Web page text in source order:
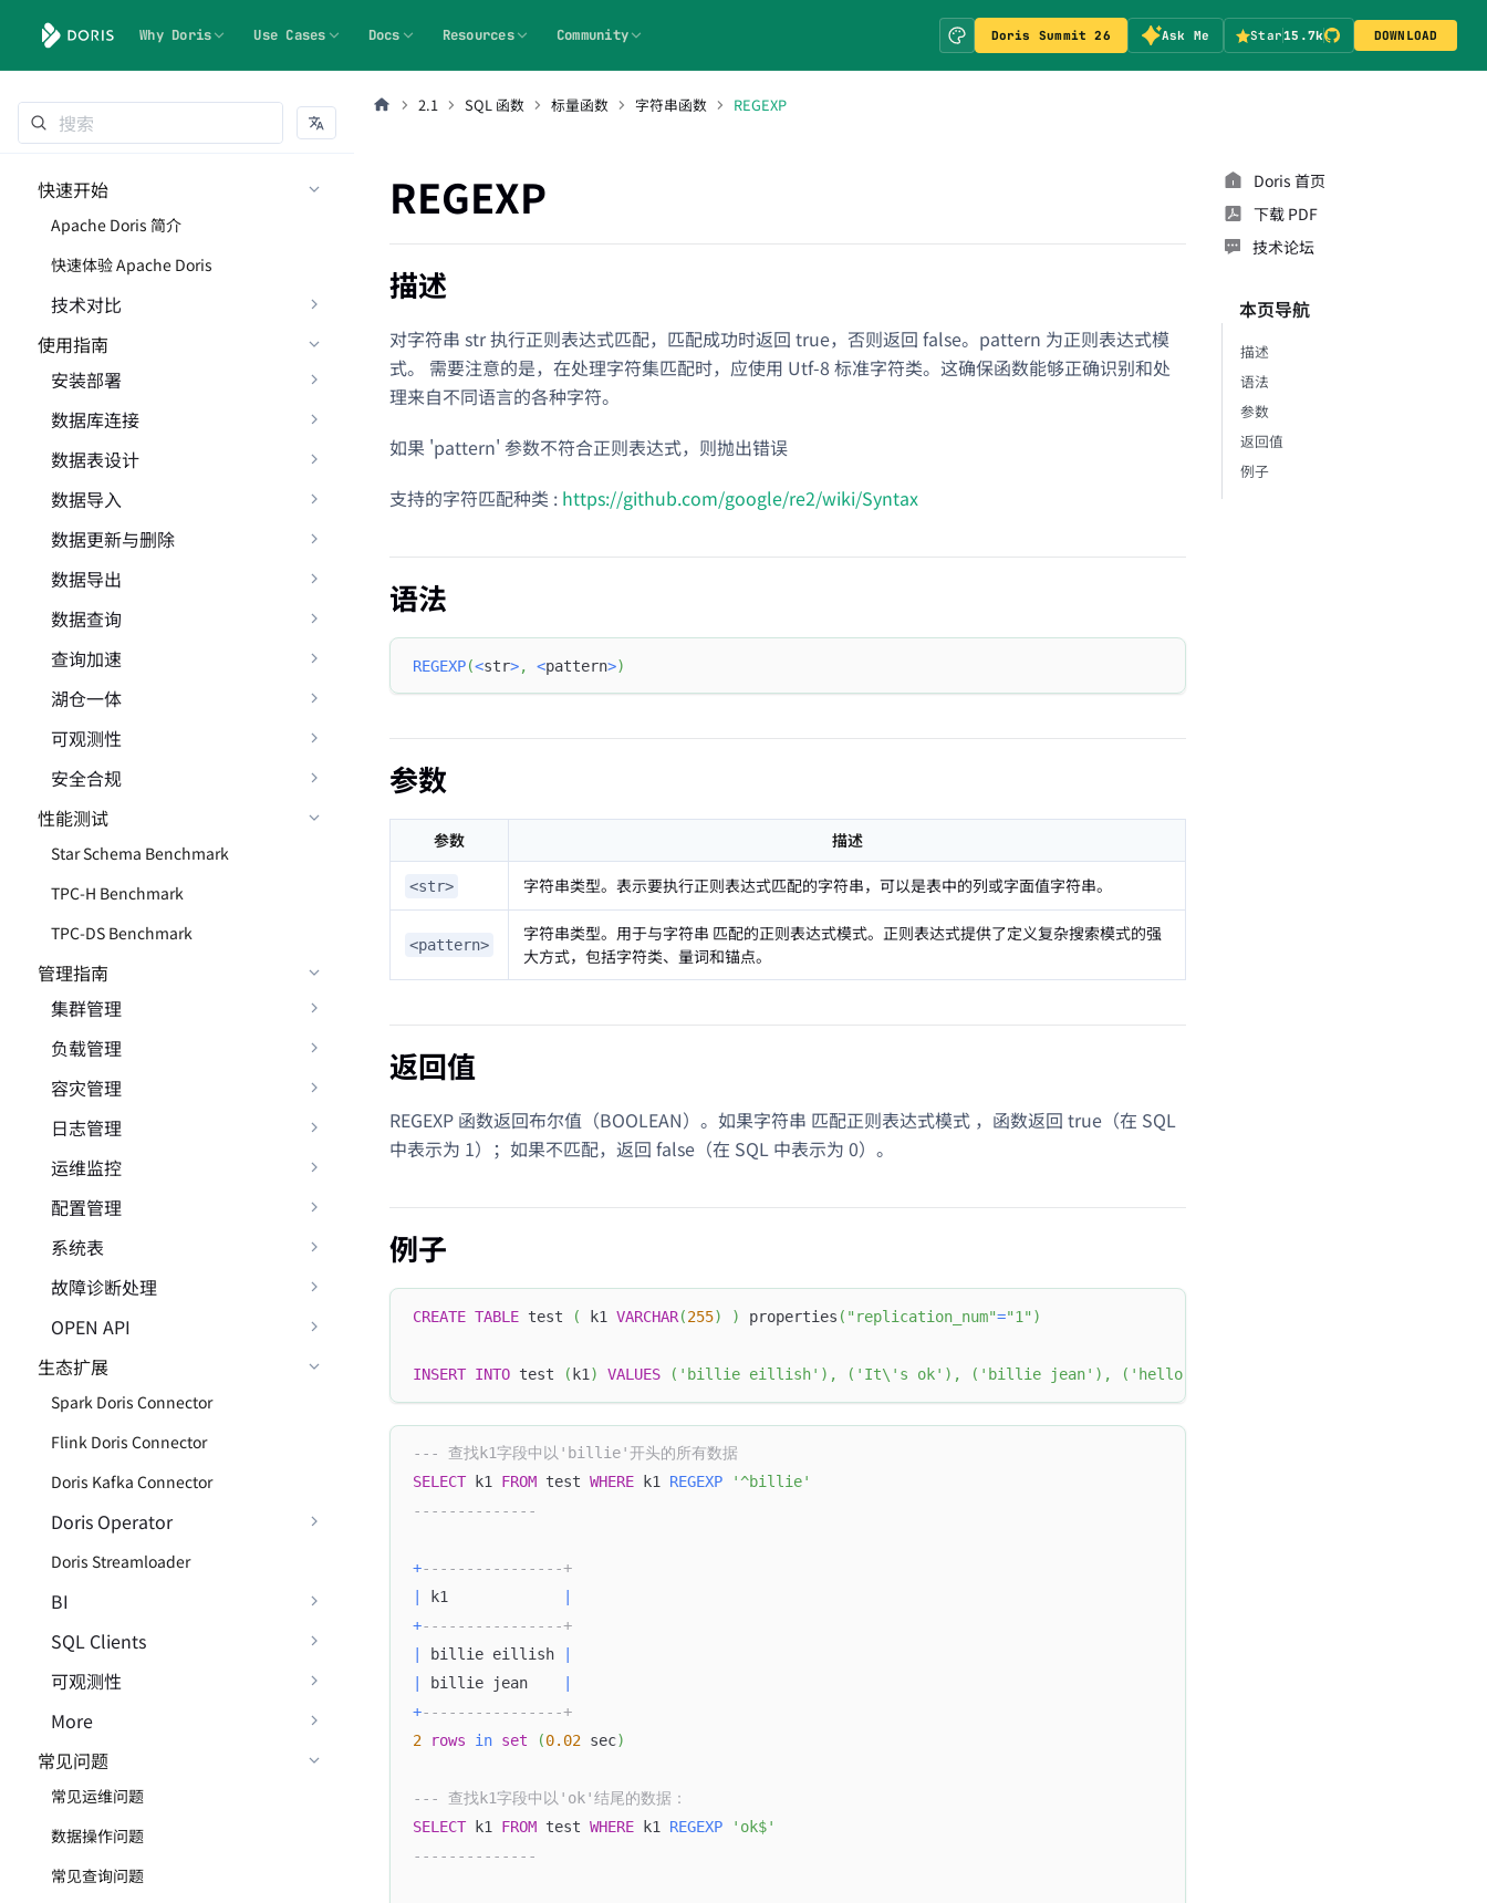
Why Doris Use Cases Docs Resources Community Doris Summit 26 Ask Me Star15.7k DOWNLOAD
快速开始
Apache Doris 简介
快速体验 Apache Doris
技术对比
使用指南
安装部署
数据库连接
数据表设计
数据导入
数据更新与删除
数据导出
数据查询
查询加速
湖仓一体
可观测性
安全合规
性能测试
Star Schema Benchmark
TPC-H Benchmark
TPC-DS Benchmark
管理指南
集群管理
负载管理
容灾管理
日志管理
运维监控
配置管理
系统表
故障诊断处理
OPEN API
生态扩展
Spark Doris Connector
Flink Doris Connector
Doris Kafka Connector
Doris Operator
Doris Streamloader
BI
SQL Clients
可观测性
More
常见问题
常见运维问题
数据操作问题
常见查询问题
2.1 SQL 函数 标量函数 字符串函数 REGEXP
REGEXP
描述
对字符串 str 执行正则表达式匹配，匹配成功时返回 true，否则返回 false。pattern 为正则表达式模
式。 需要注意的是，在处理字符集匹配时，应使用 Utf-8 标准字符类。这确保函数能够正确识别和处
理来自不同语言的各种字符。
如果 'pattern' 参数不符合正则表达式，则抛出错误
支持的字符匹配种类 : https://github.com/google/re2/wiki/Syntax
语法
REGEXP(<str>, <pattern>)
参数
参数 描述
<str> 字符串类型。表示要执行正则表达式匹配的字符串，可以是表中的列或字面值字符串。
<pattern>
字符串类型。用于与字符串 匹配的正则表达式模式。正则表达式提供了定义复杂搜索模式的强
大方式，包括字符类、量词和锚点。
返回值
REGEXP 函数返回布尔值（BOOLEAN）。如果字符串 匹配正则表达式模式 ，函数返回 true（在 SQL
中表示为 1）；如果不匹配，返回 false（在 SQL 中表示为 0）。
例子
CREATE TABLE test ( k1 VARCHAR(255) ) properties ( "replication_num"="1" )
INSERT INTO test ( k1 ) VALUES ( 'billie eillish' ) , ( 'It\'s ok' ) , ( 'billie jean' ) , ( 'hello world'
--- 查找k1字段中以'billie'开头的所有数据
SELECT k1 FROM test WHERE k1 REGEXP
'^billie'
--------------
+----------------+
k1
+----------------+
billie eillish
billie jean
+----------------+
2
rows in set (0.02 sec)
--- 查找k1字段中以'ok'结尾的数据：
SELECT k1 FROM test WHERE k1 REGEXP
'ok$'
--------------
Doris 首页
下载 PDF
技术论坛
本页导航
描述
语法
参数
返回值
例子